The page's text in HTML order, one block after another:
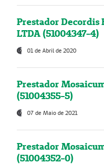
Prestador Decordis
LTDA (51004347-4)
01 de Abril de 2020
Prestador
(51004355-5)
07 de Maio de 2021
Prestador
(51004352-0)